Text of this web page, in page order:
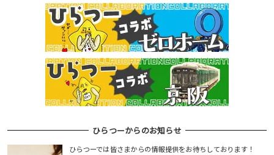
ひらつーからのお知らせ
ひらつーでは皆さまからの情報提供をお待ちしております！